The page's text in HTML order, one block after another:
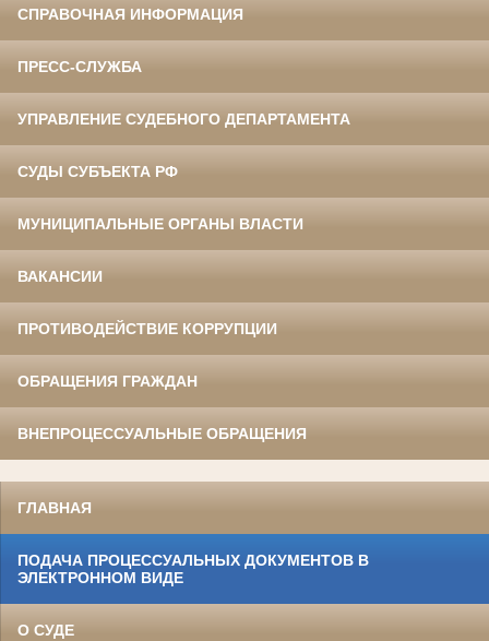
СПРАВОЧНАЯ ИНФОРМАЦИЯ
ПРЕСС-СЛУЖБА
УПРАВЛЕНИЕ СУДЕБНОГО ДЕПАРТАМЕНТА
СУДЫ СУБЪЕКТА РФ
МУНИЦИПАЛЬНЫЕ ОРГАНЫ ВЛАСТИ
ВАКАНСИИ
ПРОТИВОДЕЙСТВИЕ КОРРУПЦИИ
ОБРАЩЕНИЯ ГРАЖДАН
ВНЕПРОЦЕССУАЛЬНЫЕ ОБРАЩЕНИЯ
ГЛАВНАЯ
ПОДАЧА ПРОЦЕССУАЛЬНЫХ ДОКУМЕНТОВ В
ЭЛЕКТРОННОМ ВИДЕ
О СУДЕ